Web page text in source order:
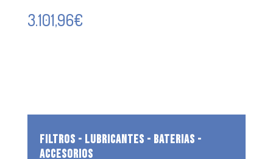
3.101,96€
FILTROS - LUBRICANTES - BATERIAS -
ACCESORIOS